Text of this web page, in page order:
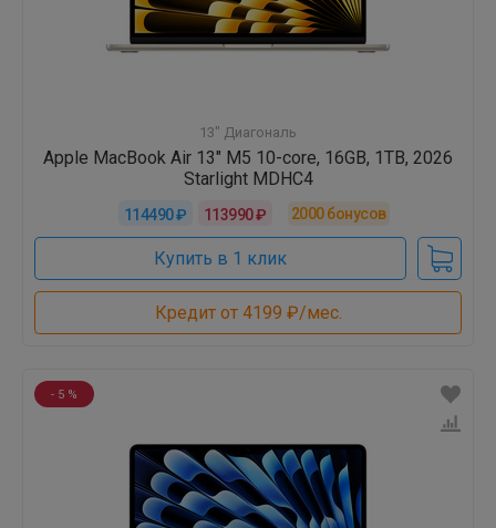
13" Диагональ
Apple MacBook Air 13" M5 10-core, 16GB, 1TB, 2026
Starlight MDHC4
114490 ₽ 113990 ₽ 2000бонусов
Купить в 1 клик
Кредит от 4199 ₽/мес.
- 5 %